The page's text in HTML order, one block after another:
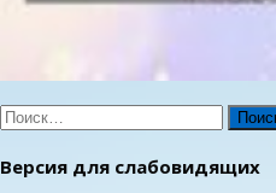
Найти:
Версия для слабовидящих